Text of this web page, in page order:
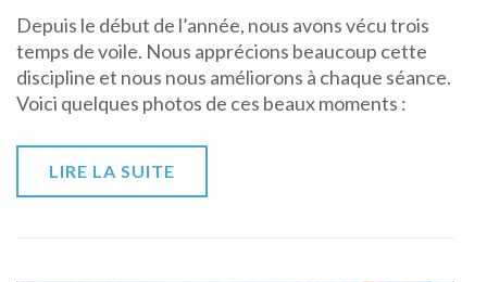
Depuis le début de l’année, nous avons vécu trois
temps de voile. Nous apprécions beaucoup cette
discipline et nous nous améliorons à chaque séance.
Voici quelques photos de ces beaux moments :
LIRE LA SUITE